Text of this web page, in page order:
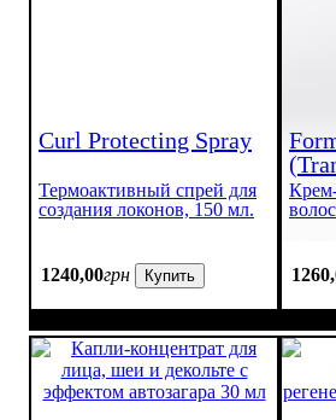
Curl Protecting Spray
Термоактивный спрей для
создания локонов, 150 мл.
1240,00грн Купить 1260,